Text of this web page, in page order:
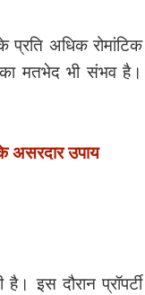
अधिक रोमांटिक
मतभेद भी संभव है।
असरदार उपाय
इस दौरान प्रॉपर्टी